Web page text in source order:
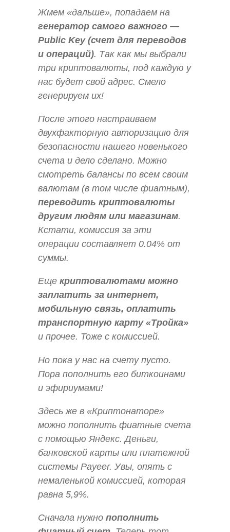
Жмем «дальше», попадаем на
генератор самого важного —
Public Key (счет для переводов
и операций). Так как мы выбрали
три криптовалюты, под каждую у
нас будет свой адрес. Смело
генерируем их!
После этого настраиваем
двухфакторную авторизацию для
безопасности нашего новенького
счета и дело сделано. Можно
смотреть балансы по всем своим
валютам (в том числе фиатным),
переводить криптовалюты
другим людям или магазинам.
Кстати, комиссия за эти
операции составляет 0.04% от
суммы.
Еще криптовалютами можно
заплатить за интернет,
мобильную связь, оплатить
транспортную карту «Тройка»
и прочее. Тоже с комиссией.
Но пока у нас на счету пусто.
Пора пополнить его биткоинами
и эфириумами!
Здесь же в «Криптонаторе»
можно пополнить фиатные счета
с помощью Яндекс. Деньги,
банковской карты или платежной
системы Payeer. Увы, опять с
немаленькой комиссией, которая
равна 5,9%.
Сначала нужно пополнить